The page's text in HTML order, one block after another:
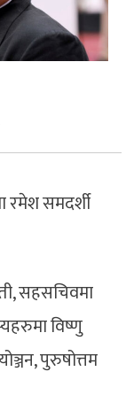
रमेश समदर्शी
सहसचिवमा
विष्णु
पुरुषोत्तम